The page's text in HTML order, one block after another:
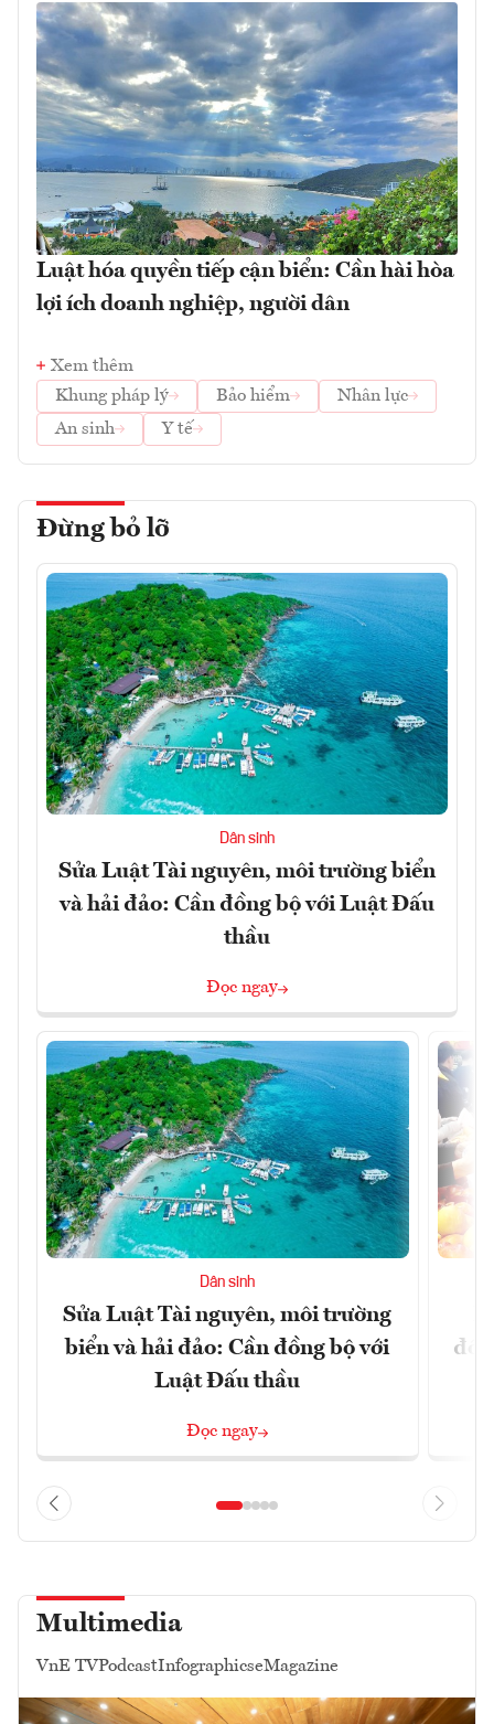
Luật hóa quyền tiếp cận biển: Cần hài hòa
lợi ích doanh nghiệp, người dân
Xem thêm
Khung pháp lý
Bảo hiểm
Nhân lực
An sinh
Y tế
Đừng bỏ lỡ
Dân sinh
Sửa Luật Tài nguyên, môi trường biển
và hải đảo: Cần đồng bộ với Luật Đấu
thầu
Đọc ngay
Dân sinh
Sửa Luật Tài nguyên, môi trường
biển và hải đảo: Cần đồng bộ với
Luật Đấu thầu
Đọc ngay
Multimedia
VnE TVPodcastInfographicseMagazine